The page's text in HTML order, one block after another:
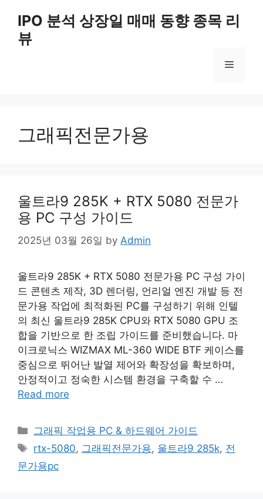
content
IPO 분석 상장일 매매 동향 종목 리
뷰
Menu
그래픽전문가용
울트라9 285K + RTX 5080 전문가
용 PC 구성 가이드
2025년 03월 26일 by Admin
울트라9 285K + RTX 5080 전문가용 PC 구성 가이
드 콘텐츠 제작, 3D 렌더링, 언리얼 엔진 개발 등 전
문가용 작업에 최적화된 PC를 구성하기 위해 인텔
의 최신 울트라9 285K CPU와 RTX 5080 GPU 조
합을 기반으로 한 조립 가이드를 준비했습니다. 마
이크로닉스 WIZMAX ML-360 WIDE BTF 케이스를
중심으로 뛰어난 발열 제어와 확장성을 확보하며,
안정적이고 정숙한 시스템 환경을 구축할 수 …
Read more
Categories
그래픽 작업용 PC & 하드웨어 가이드
Tags
rtx-5080, 그래픽전문가용, 울트라9 285k, 전
문가용pc